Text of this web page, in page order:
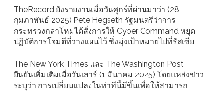
TheRecord ยังรายงานเมื่อวันศุกร์ที่ผ่านมาว่า (28
กุมภาพันธ์ 2025) Pete Hegseth รัฐมนตรีว่าการ
กระทรวงกลาโหมได้สั่งการให้ Cyber Command หยุด
ปฏิบัติการโจมตีที่วางแผนไว้ ซึ่งมุ่งเป้าหมายไปที่รัสเซีย
The New York Times และ The Washington Post
ยืนยันเพิ่มเติมเมื่อวันเสาร์ (1 มีนาคม 2025) โดยแหล่งข่าว
ระบุว่า การเปลี่ยนแปลงในท่าทีนี้มีขึ้นเพื่อให้สามารถ